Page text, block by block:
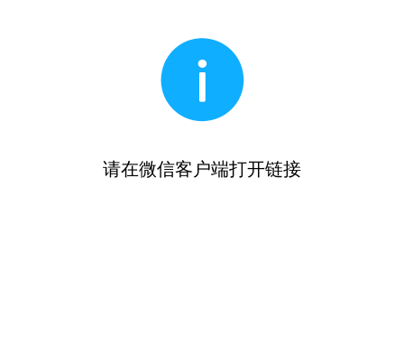
请在微信客户端打开链接